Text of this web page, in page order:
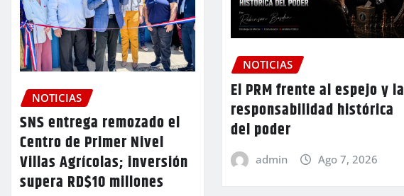
NOTICIAS
SNS entrega remozado el
Centro de Primer Nivel
Villas Agrícolas; inversión
supera RD$10 millones
NOTICIAS
El PRM frente al espejo y la
responsabilidad histórica
del poder
admin Ago 7, 2026